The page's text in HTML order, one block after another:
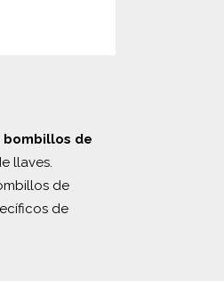
bombillos de
llaves.
de
de